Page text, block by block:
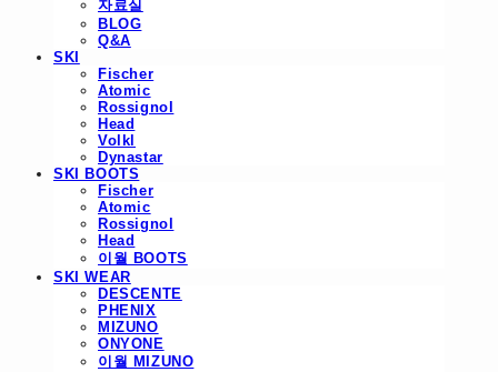
자료실
BLOG
Q&A
SKI
Fischer
Atomic
Rossignol
Head
Volkl
Dynastar
SKI BOOTS
Fischer
Atomic
Rossignol
Head
이월 BOOTS
SKI WEAR
DESCENTE
PHENIX
MIZUNO
ONYONE
이월 MIZUNO